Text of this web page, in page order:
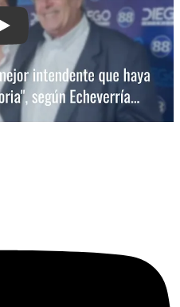
Play: Antía "es probablemente el